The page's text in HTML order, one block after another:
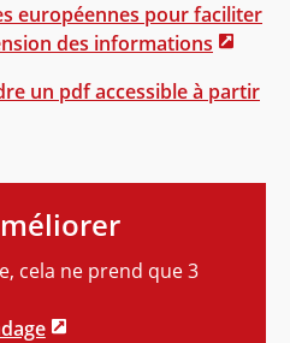
européennes pour faciliter
des informations
un pdf accessible à partir
cela ne prend que 3